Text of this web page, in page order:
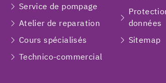
Service de pompage
Atelier de reparation
Cours spécialisés
Technico-commercial
données
Sitemap